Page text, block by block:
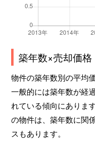
築年数×売却価格
物件の築年数別の平均
一般的には築年数が経
れている傾向にありま
の物件は、築年数に関
スもあります。